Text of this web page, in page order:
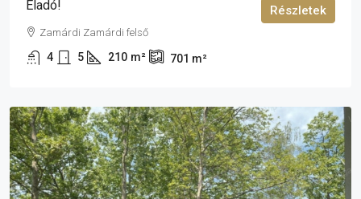
Eladó!
Zamárdi Zamárdi felső
4 5 210 m² 701 m²
Részletek